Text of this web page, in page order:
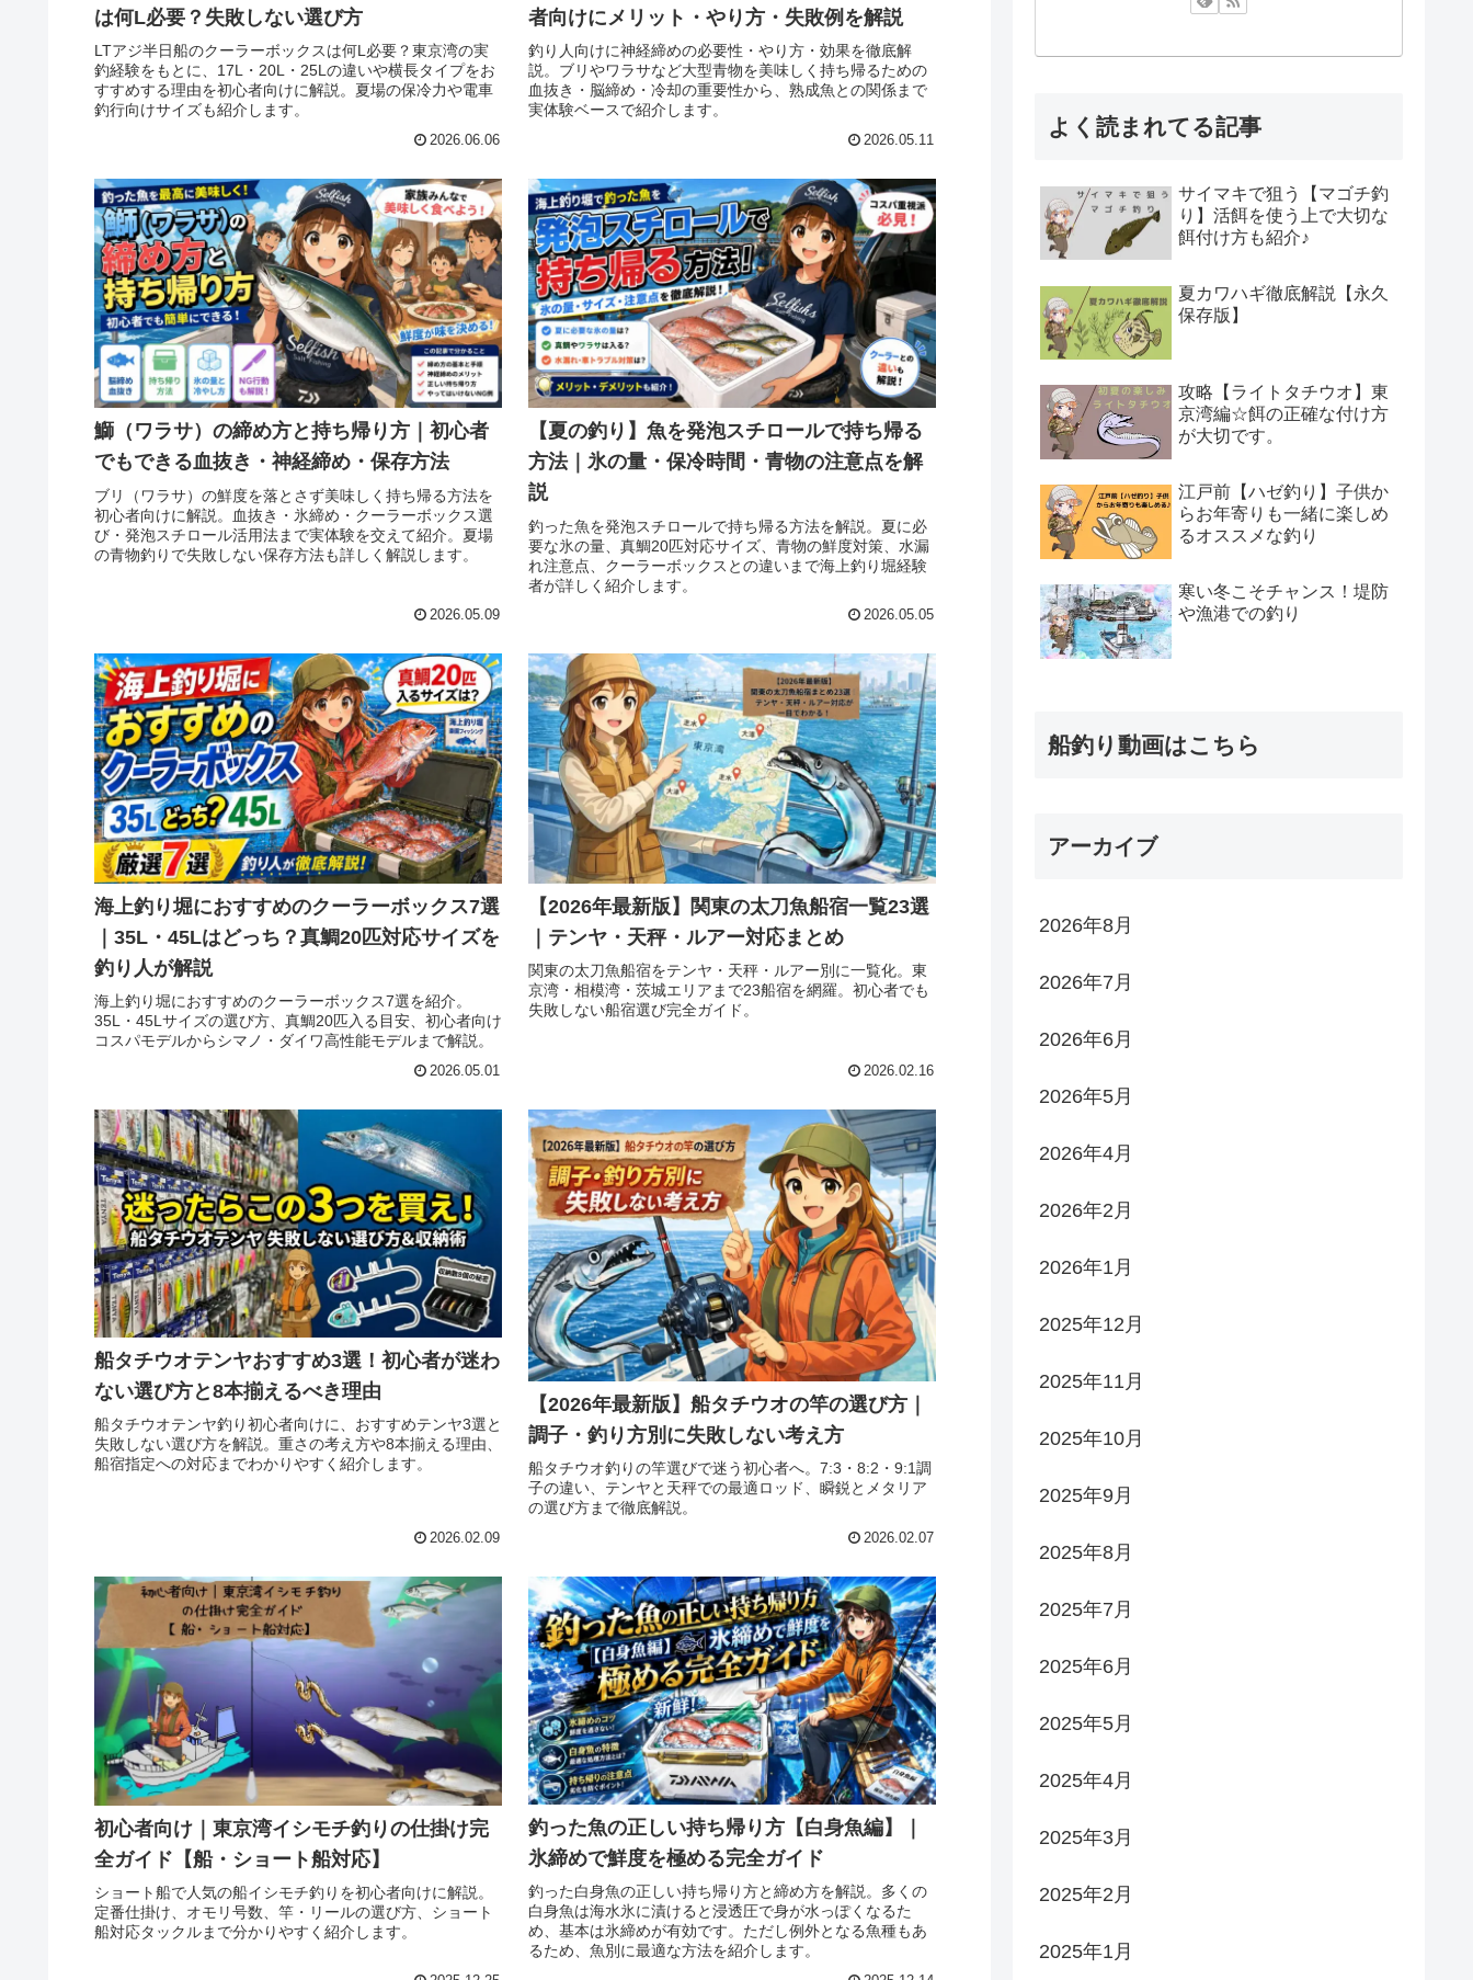
は何L必要？失敗しない選び方
LTアジ半日船のクーラーボックスは何L必要？東京湾の実
釣経験をもとに、17L・20L・25Lの違いや横長タイプをお
すすめする理由を初心者向けに解説。夏場の保冷力や電車
釣行向けサイズも紹介します。
2026.06.06
者向けにメリット・やり方・失敗例を解説
釣り人向けに神経締めの必要性・やり方・効果を徹底解
説。ブリやワラサなど大型青物を美味しく持ち帰るための
血抜き・脳締め・冷却の重要性から、熟成魚との関係まで
実体験ベースで紹介します。
2026.05.11
鰤（ワラサ）の締め方と持ち帰り方｜初心者
でもできる血抜き・神経締め・保存方法
ブリ（ワラサ）の鮮度を落とさず美味しく持ち帰る方法を
初心者向けに解説。血抜き・氷締め・クーラーボックス選
び・発泡スチロール活用法まで実体験を交えて紹介。夏場
の青物釣りで失敗しない保存方法も詳しく解説します。
2026.05.09
【夏の釣り】魚を発泡スチロールで持ち帰る
方法｜氷の量・保冷時間・青物の注意点を解
説
釣った魚を発泡スチロールで持ち帰る方法を解説。夏に必
要な氷の量、真鯛20匹対応サイズ、青物の鮮度対策、水漏
れ注意点、クーラーボックスとの違いまで海上釣り堀経験
者が詳しく紹介します。
2026.05.05
海上釣り堀におすすめのクーラーボックス7選
｜35L・45Lはどっち？真鯛20匹対応サイズを
釣り人が解説
海上釣り堀におすすめのクーラーボックス7選を紹介。
35L・45Lサイズの選び方、真鯛20匹入る目安、初心者向け
コスパモデルからシマノ・ダイワ高性能モデルまで解説。
2026.05.01
【2026年最新版】関東の太刀魚船宿一覧23選
｜テンヤ・天秤・ルアー対応まとめ
関東の太刀魚船宿をテンヤ・天秤・ルアー別に一覧化。東
京湾・相模湾・茨城エリアまで23船宿を網羅。初心者でも
失敗しない船宿選び完全ガイド。
2026.02.16
船タチウオテンヤおすすめ3選！初心者が迷わ
ない選び方と8本揃えるべき理由
船タチウオテンヤ釣り初心者向けに、おすすめテンヤ3選と
失敗しない選び方を解説。重さの考え方や8本揃える理由、
船宿指定への対応までわかりやすく紹介します。
2026.02.09
【2026年最新版】船タチウオの竿の選び方｜
調子・釣り方別に失敗しない考え方
船タチウオ釣りの竿選びで迷う初心者へ。7:3・8:2・9:1調
子の違い、テンヤと天秤での最適ロッド、瞬鋭とメタリア
の選び方まで徹底解説。
2026.02.07
初心者向け｜東京湾イシモチ釣りの仕掛け完
全ガイド【船・ショート船対応】
ショート船で人気の船イシモチ釣りを初心者向けに解説。
定番仕掛け、オモリ号数、竿・リールの選び方、ショート
船対応タックルまで分かりやすく紹介します。
釣った魚の正しい持ち帰り方【白身魚編】｜
氷締めで鮮度を極める完全ガイド
釣った白身魚の正しい持ち帰り方と締め方を解説。多くの
白身魚は海水氷に漬けると浸透圧で身が水っぽくなるた
め、基本は氷締めが有効です。ただし例外となる魚種もあ
るため、魚別に最適な方法を紹介します。
よく読まれてる記事
サイマキで狙う【マゴチ釣
り】活餌を使う上で大切な
餌付け方も紹介♪
夏カワハギ徹底解説【永久
保存版】
攻略【ライトタチウオ】東
京湾編☆餌の正確な付け方
が大切です。
江戸前【ハゼ釣り】子供か
らお年寄りも一緒に楽しめ
るオススメな釣り
寒い冬こそチャンス！堤防
や漁港での釣り
船釣り動画はこちら
アーカイブ
2026年8月
2026年7月
2026年6月
2026年5月
2026年4月
2026年2月
2026年1月
2025年12月
2025年11月
2025年10月
2025年9月
2025年8月
2025年7月
2025年6月
2025年5月
2025年4月
2025年3月
2025年2月
2025年1月